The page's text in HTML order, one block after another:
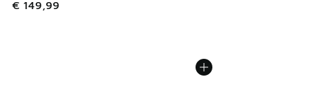
€ 149,99